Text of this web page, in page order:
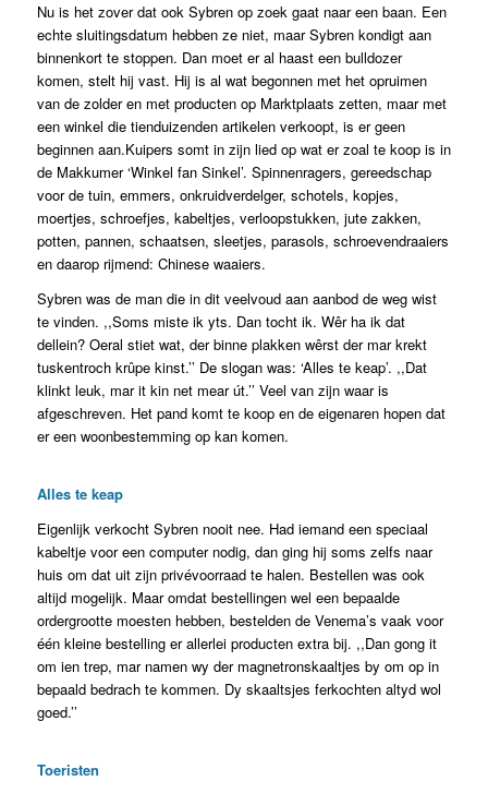
Nu is het zover dat ook Sybren op zoek gaat naar een baan. Een
echte sluitingsdatum hebben ze niet, maar Sybren kondigt aan
binnenkort te stoppen. Dan moet er al haast een bulldozer
komen, stelt hij vast. Hij is al wat begonnen met het opruimen
van de zolder en met producten op Marktplaats zetten, maar met
een winkel die tienduizenden artikelen verkoopt, is er geen
beginnen aan.Kuipers somt in zijn lied op wat er zoal te koop is in
de Makkumer ‘Winkel fan Sinkel’. Spinnenragers, gereedschap
voor de tuin, emmers, onkruidverdelger, schotels, kopjes,
moertjes, schroefjes, kabeltjes, verloopstukken, jute zakken,
potten, pannen, schaatsen, sleetjes, parasols, schroevendraaiers
en daarop rijmend: Chinese waaiers.
Sybren was de man die in dit veelvoud aan aanbod de weg wist
te vinden. ,,Soms miste ik yts. Dan tocht ik. Wêr ha ik dat
dellein? Oeral stiet wat, der binne plakken wêrst der mar krekt
tuskentroch krûpe kinst.’’ De slogan was: ‘Alles te keap’. ,,Dat
klinkt leuk, mar it kin net mear út.’’ Veel van zijn waar is
afgeschreven. Het pand komt te koop en de eigenaren hopen dat
er een woonbestemming op kan komen.
Alles te keap
Eigenlijk verkocht Sybren nooit nee. Had iemand een speciaal
kabeltje voor een computer nodig, dan ging hij soms zelfs naar
huis om dat uit zijn privévoorraad te halen. Bestellen was ook
altijd mogelijk. Maar omdat bestellingen wel een bepaalde
ordergrootte moesten hebben, bestelden de Venema’s vaak voor
één kleine bestelling er allerlei producten extra bij. ,,Dan gong it
om ien trep, mar namen wy der magnetronskaaltjes by om op in
bepaald bedrach te kommen. Dy skaaltsjes ferkochten altyd wol
goed.’’
Toeristen